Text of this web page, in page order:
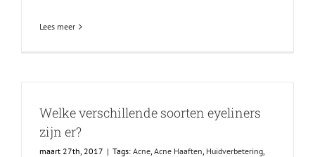
Lees meer
Welke verschillende soorten eyeliners
zijn er?
maart 27th, 2017 | Tags: Acne Acne Haaften Huidverbetering